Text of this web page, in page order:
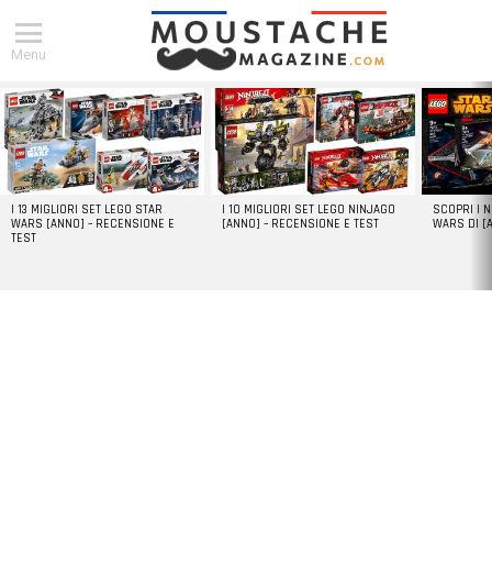
Menu
DERNIERS
ARTICLES
I 13 MIGLIORI SET LEGO STAR
WARS [ANNO] – RECENSIONE E
TEST
I 10 MIGLIORI SET LEGO NINJAGO
[ANNO] – RECENSIONE E TEST
SCOPRI I
WARS DI